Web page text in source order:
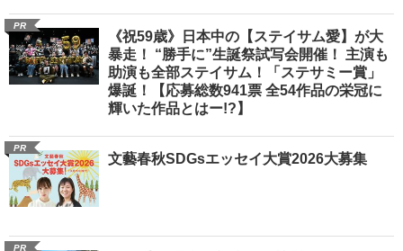
PR
《祝59歳》日本中の【ステイサム愛】が大
暴走！ “勝手に”生誕祭試写会開催！ 主演も
助演も全部ステイサム！「ステサミー賞」
爆誕！【応募総数941票 全54作品の栄冠に
輝いた作品とはー!?】
PR
文藝春秋SDGsエッセイ大賞2026大募集
PR